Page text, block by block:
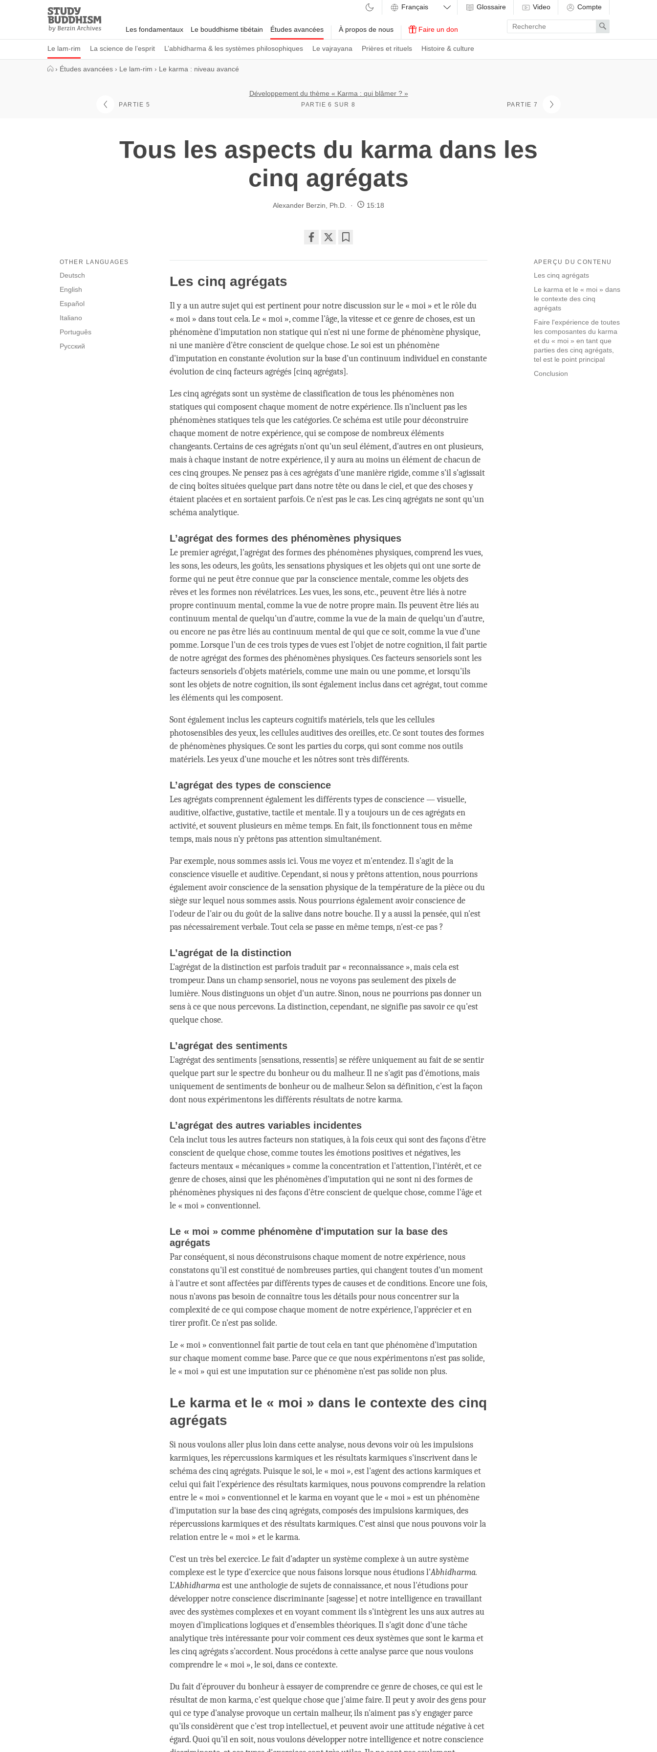
Study
Buddhism
Home
Les fondamentaux Le bouddhisme tibétain Études avancées
Le lam-rim La science de l’esprit L’abhidharma & les systèmes philosophiques Le vajrayana Prières et rituels Histoire & culture
À propos de nous Faire un don
Glossaire Video Compte
Enter
search
term
Search
› Études avancées › Le lam-rim › Le karma : niveau avancé
PARTIE 5
Développement du thème « Karma : qui blâmer ? »
PARTIE 6 SUR 8 PARTIE 7
Tous les aspects du karma dans les
cinq agrégats
Alexander Berzin, Ph.D. 15:18
on
APERÇU DU CONTENU
Les cinq agrégats
Le karma et le « moi » dans
le contexte des cinq
agrégats
Faire l'expérience de toutes
les composantes du karma
et du « moi » en tant que
parties des cinq agrégats,
tel est le point principal
Conclusion
OTHER LANGUAGES
Deutsch
English
Español
Italiano
Português
Русский
Les cinq agrégats
Il y a un autre sujet qui est pertinent pour notre discussion sur le « moi » et le rôle du
« moi » dans tout cela. Le « moi », comme l'âge, la vitesse et ce genre de choses, est un
phénomène d'imputation non statique qui n'est ni une forme de phénomène physique,
ni une manière d'être conscient de quelque chose. Le soi est un phénomène
d'imputation en constante évolution sur la base d'un continuum individuel en constante
évolution de cinq facteurs agrégés [cinq agrégats].
Les cinq agrégats sont un système de classification de tous les phénomènes non
statiques qui composent chaque moment de notre expérience. Ils n'incluent pas les
phénomènes statiques tels que les catégories. Ce schéma est utile pour déconstruire
chaque moment de notre expérience, qui se compose de nombreux éléments
changeants. Certains de ces agrégats n'ont qu'un seul élément, d'autres en ont plusieurs,
mais à chaque instant de notre expérience, il y aura au moins un élément de chacun de
ces cinq groupes. Ne pensez pas à ces agrégats d'une manière rigide, comme s'il s'agissait
de cinq boîtes situées quelque part dans notre tête ou dans le ciel, et que des choses y
étaient placées et en sortaient parfois. Ce n'est pas le cas. Les cinq agrégats ne sont qu'un
schéma analytique.
L’agrégat des formes des phénomènes physiques
Le premier agrégat, l'agrégat des formes des phénomènes physiques, comprend les vues,
les sons, les odeurs, les goûts, les sensations physiques et les objets qui ont une sorte de
forme qui ne peut être connue que par la conscience mentale, comme les objets des
rêves et les formes non révélatrices. Les vues, les sons, etc., peuvent être liés à notre
propre continuum mental, comme la vue de notre propre main. Ils peuvent être liés au
continuum mental de quelqu'un d'autre, comme la vue de la main de quelqu'un d’autre,
ou encore ne pas être liés au continuum mental de qui que ce soit, comme la vue d'une
pomme. Lorsque l'un de ces trois types de vues est l'objet de notre cognition, il fait partie
de notre agrégat des formes des phénomènes physiques. Ces facteurs sensoriels sont les
facteurs sensoriels d'objets matériels, comme une main ou une pomme, et lorsqu'ils
sont les objets de notre cognition, ils sont également inclus dans cet agrégat, tout comme
les éléments qui les composent.
Sont également inclus les capteurs cognitifs matériels, tels que les cellules
photosensibles des yeux, les cellules auditives des oreilles, etc. Ce sont toutes des formes
de phénomènes physiques. Ce sont les parties du corps, qui sont comme nos outils
matériels. Les yeux d'une mouche et les nôtres sont très différents.
L’agrégat des types de conscience
Les agrégats comprennent également les différents types de conscience — visuelle,
auditive, olfactive, gustative, tactile et mentale. Il y a toujours un de ces agrégats en
activité, et souvent plusieurs en même temps. En fait, ils fonctionnent tous en même
temps, mais nous n'y prêtons pas attention simultanément.
Par exemple, nous sommes assis ici. Vous me voyez et m'entendez. Il s'agit de la
conscience visuelle et auditive. Cependant, si nous y prêtons attention, nous pourrions
également avoir conscience de la sensation physique de la température de la pièce ou du
siège sur lequel nous sommes assis. Nous pourrions également avoir conscience de
l'odeur de l'air ou du goût de la salive dans notre bouche. Il y a aussi la pensée, qui n'est
pas nécessairement verbale. Tout cela se passe en même temps, n'est-ce pas ?
L’agrégat de la distinction
L'agrégat de la distinction est parfois traduit par « reconnaissance », mais cela est
trompeur. Dans un champ sensoriel, nous ne voyons pas seulement des pixels de
lumière. Nous distinguons un objet d'un autre. Sinon, nous ne pourrions pas donner un
sens à ce que nous percevons. La distinction, cependant, ne signifie pas savoir ce qu'est
quelque chose.
L’agrégat des sentiments
L'agrégat des sentiments [sensations, ressentis] se réfère uniquement au fait de se sentir
quelque part sur le spectre du bonheur ou du malheur. Il ne s'agit pas d'émotions, mais
uniquement de sentiments de bonheur ou de malheur. Selon sa définition, c'est la façon
dont nous expérimentons les différents résultats de notre karma.
L’agrégat des autres variables incidentes
Cela inclut tous les autres facteurs non statiques, à la fois ceux qui sont des façons d'être
conscient de quelque chose, comme toutes les émotions positives et négatives, les
facteurs mentaux « mécaniques » comme la concentration et l'attention, l'intérêt, et ce
genre de choses, ainsi que les phénomènes d'imputation qui ne sont ni des formes de
phénomènes physiques ni des façons d'être conscient de quelque chose, comme l'âge et
le « moi » conventionnel.
Le « moi » comme phénomène d'imputation sur la base des
agrégats
Par conséquent, si nous déconstruisons chaque moment de notre expérience, nous
constatons qu'il est constitué de nombreuses parties, qui changent toutes d'un moment
à l'autre et sont affectées par différents types de causes et de conditions. Encore une fois,
nous n'avons pas besoin de connaître tous les détails pour nous concentrer sur la
complexité de ce qui compose chaque moment de notre expérience, l'apprécier et en
tirer profit. Ce n'est pas solide.
Le « moi » conventionnel fait partie de tout cela en tant que phénomène d'imputation
sur chaque moment comme base. Parce que ce que nous expérimentons n'est pas solide,
le « moi » qui est une imputation sur ce phénomène n'est pas solide non plus.
Le karma et le « moi » dans le contexte des cinq
agrégats
Si nous voulons aller plus loin dans cette analyse, nous devons voir où les impulsions
karmiques, les répercussions karmiques et les résultats karmiques s'inscrivent dans le
schéma des cinq agrégats. Puisque le soi, le « moi », est l'agent des actions karmiques et
celui qui fait l'expérience des résultats karmiques, nous pouvons comprendre la relation
entre le « moi » conventionnel et le karma en voyant que le « moi » est un phénomène
d'imputation sur la base des cinq agrégats, composés des impulsions karmiques, des
répercussions karmiques et des résultats karmiques. C'est ainsi que nous pouvons voir la
relation entre le « moi » et le karma.
C'est un très bel exercice. Le fait d’adapter un système complexe à un autre système
complexe est le type d’exercice que nous faisons lorsque nous étudions l'Abhidharma.
L'Abhidharmaest une anthologie de sujets de connaissance, et nous l'étudions pour
développer notre conscience discriminante [sagesse] et notre intelligence en travaillant
avec des systèmes complexes et en voyant comment ils s'intègrent les uns aux autres au
moyen d’implications logiques et d’ensembles théoriques. Il s'agit donc d'une tâche
analytique très intéressante pour voir comment ces deux systèmes que sont le karma et
les cinq agrégats s’accordent. Nous procédons à cette analyse parce que nous voulons
comprendre le « moi », le soi, dans ce contexte.
Du fait d’éprouver du bonheur à essayer de comprendre ce genre de choses, ce qui est le
résultat de mon karma, c'est quelque chose que j'aime faire. Il peut y avoir des gens pour
qui ce type d'analyse provoque un certain malheur, ils n'aiment pas s’y engager parce
qu'ils considèrent que c'est trop intellectuel, et peuvent avoir une attitude négative à cet
égard. Quoi qu’il en soit, nous voulons développer notre intelligence et notre conscience